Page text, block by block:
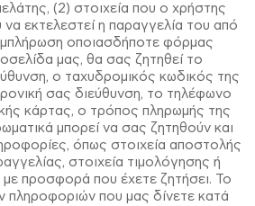
(2) στοιχεία που ο χρήστης
να εκτελεστεί η παραγγελία του από
οποιασδήποτε φόρμας
μας, θα σας ζητηθεί το
ο ταχυδρομικός κωδικός της
σας διεύθυνση, το τηλέφωνο
κάρτας, ο τρόπος πληρωμής της
μπορεί να σας ζητηθούν και
όπως στοιχεία αποστολής
στοιχεία τιμολόγησης ή
με προσφορά που έχετε ζητήσει. Το
πληροφοριών που μας δίνετε κατά